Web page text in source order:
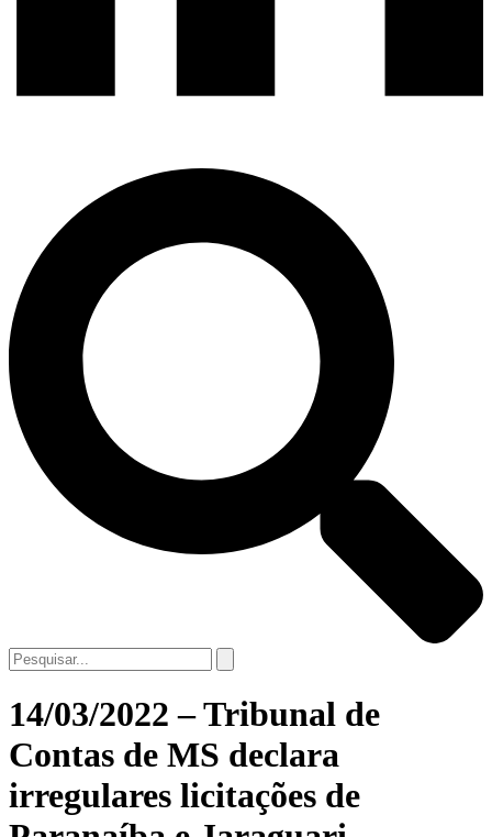
14/03/2022 – Tribunal de
Contas de MS declara
irregulares licitações de